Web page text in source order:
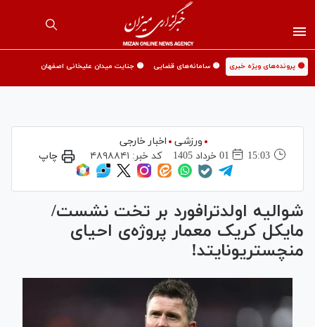
🟡 پرونده‌های ویژه خبری 🟡 سامانه‌های قضایی 🟡 جنایت میدان علیخانی اصفهان
ورزشی
اخبار خارجی
15:03
01 خرداد 1405 کد خبر: ۴۸۹۸۸۴۱ چاپ
شوالیه اولدترافورد بر تخت نشست/
مایکل کریک معمار پروژه‌ی احیای
منچستریونایتد!